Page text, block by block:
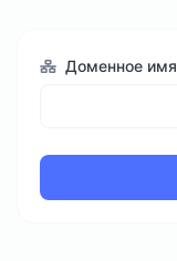
Доменное имя